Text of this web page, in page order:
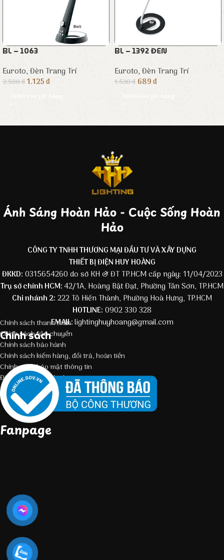
BL – 1063
Euroto,Đèn Trang Trí
2.500₫1.125₫
Thêm vào giỏ hàng
BL – 1392 ĐEN
Euroto,Đèn Trang Trí
1.530₫ 689₫
Thêm vào giỏ hàng
Ánh Sáng Hoàn Hảo - Cuộc Sống Hoàn
Hảo
CÔNG TY TNHH THƯƠNG MẠI ĐẦU TƯ VÀ XÂY DỰNG
THIẾT BỊ ĐIỆN HUY HOÀNG
ĐKKD: 0315654260 do sở KH & ĐT TP.HCM cấp ngày: 11/04/2023
Trụ sở chính HCM:42/1A, Hoàng Bật Đạt, Phường Tân Sơn, TP.HCM
Chi nhánh 2: 222 Tô Hiến Thành, Phường Hoà Hưng, TP.HCM
HOTLINE: 0902 330 328
EMAIL:lightinghuyhoang@gmail.com
Chính sách
Chính sách thanh toán
Chính sách vận chuyển
Chính sách bảo hành
Chính sách kiểm hàng, đổi trả, hoàn tiền
Chính sách bảo mật thông tin
Điều kiện giao dịch chung
Fanpage